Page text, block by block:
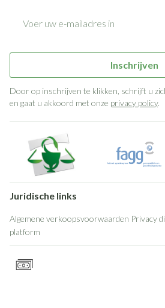
Inschrijven
Door op inschrijven te klikken, schrijft u
en gaat u akkoord met onze privacy policy.
Juridische links
Algemene verkoopsvoorwaarden Privacy
platform